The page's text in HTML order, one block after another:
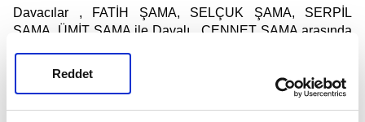
Reddet
Davacılar , FATİH ŞAMA, SELÇUK ŞAMA, SERPİL
ŞAMA, ÜMİT ŞAMA ile Davalı , CENNET ŞAMA arasında
(Miras Nedenli) davası nedeniyle;
Mahkememizce davacı tarafça bildirilen dava
dilekçesindeki TC kimlik numarası üzerinden yapılan